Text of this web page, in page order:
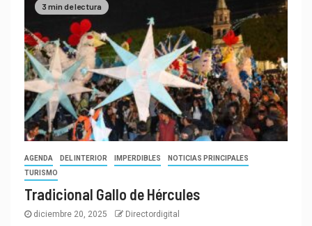
3 min de lectura
AGENDA DEL INTERIOR IMPERDIBLES
NOTICIAS PRINCIPALES
TURISMO
Tradicional Gallo de Hércules
diciembre 20, 2025 Directordigital